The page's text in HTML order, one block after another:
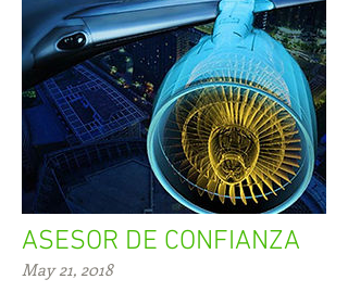
ASESOR DE CONFIANZA
May 21, 2018